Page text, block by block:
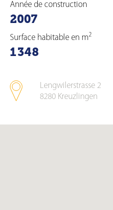
Année de construction
2007
Surface habitable en m2
1 348
Lengwilerstrasse 2
8280 Kreuzlingen